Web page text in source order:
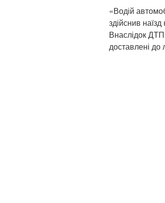
«Водій
здійснив
Внаслідок
доставлені до